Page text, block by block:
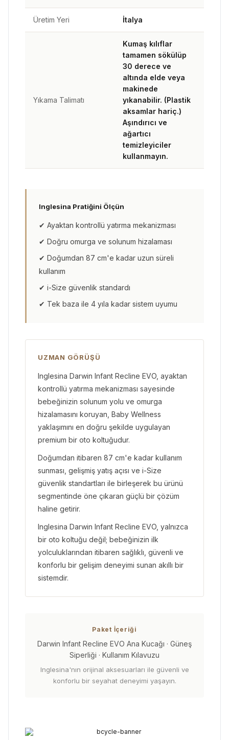
Üretim Yeri İtalya
Yıkama Talimatı
Kumaş kılıflar
tamamen sökülüp
30 derece ve
altında elde veya
makinede
yıkanabilir. (Plastik
aksamlar hariç.)
Aşındırıcı ve
ağartıcı
temizleyiciler
kullanmayın.
Inglesina Pratiğini Ölçün
✔ Ayaktan kontrollü yatırma mekanizması
✔ Doğru omurga ve solunum hizalaması
✔ Doğumdan 87 cm'e kadar uzun süreli
kullanım
✔ i-Size güvenlik standardı
✔ Tek baza ile 4 yıla kadar sistem uyumu
UZMAN GÖRÜŞÜ
Inglesina Darwin Infant Recline EVO, ayaktan
kontrollü yatırma mekanizması sayesinde
bebeğinizin solunum yolu ve omurga
hizalamasını koruyan, Baby Wellness
yaklaşımını en doğru şekilde uygulayan
premium bir oto koltuğudur.
Doğumdan itibaren 87 cm'e kadar kullanım
sunması, gelişmiş yatış açısı ve i-Size
güvenlik standartları ile birleşerek bu ürünü
segmentinde öne çıkaran güçlü bir çözüm
haline getirir.
Inglesina Darwin Infant Recline EVO, yalnızca
bir oto koltuğu değil; bebeğinizin ilk
yolculuklarından itibaren sağlıklı, güvenli ve
konforlu bir gelişim deneyimi sunan akıllı bir
sistemdir.
Paket İçeriği
Darwin Infant Recline EVO Ana Kucağı · Güneş
Siperliği · Kullanım Kılavuzu
Inglesina'nın orijinal aksesuarları ile güvenli ve
konforlu bir seyahat deneyimi yaşayın.